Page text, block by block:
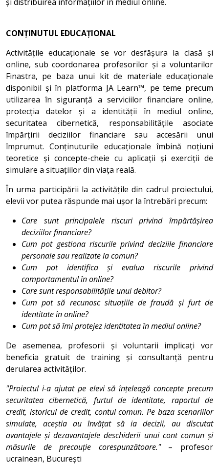
CONȚINUTUL EDUCAȚIONAL
Activitățile educaționale se vor desfășura la clasă și
online, sub coordonarea profesorilor și a voluntarilor
Finastra, pe baza unui kit de materiale educaționale
disponibil și în platforma JA Learn™, pe teme precum
utilizarea în siguranță a serviciilor financiare online,
protecția datelor și a identității în mediul online,
securitatea cibernetică, responsabilitățile asociate
împărțirii deciziilor financiare sau accesării unui
împrumut. Conținuturile educaționale îmbină noțiuni
teoretice și concepte-cheie cu aplicații și exerciții de
simulare a situațiilor din viața reală.
În urma participării la activitățile din cadrul proiectului,
elevii vor putea răspunde mai ușor la întrebări precum:
Care sunt principalele riscuri privind împărtășirea
deciziilor financiare?
Cum pot gestiona riscurile privind deciziile financiare
personale sau realizate la comun?
Cum pot identifica și evalua riscurile privind
comportamentul în online?
Care sunt responsabilitățile unui debitor?
Cum pot să recunosc situațiile de fraudă și furt de
identitate în online?
Cum pot să îmi protejez identitatea în mediul online?
De asemenea, profesorii și voluntarii implicați vor
beneficia gratuit de training și consultanță pentru
derularea activităților.
"Proiectul i-a ajutat pe elevi să înțeleagă concepte precum
securitatea cibernetică, furtul de identitate, raportul de
credit, istoricul de credit, contul comun. Pe baza scenariilor
simulate, aceștia au învățat să ia decizii, au discutat
avantajele și dezavantajele deschiderii unui cont comun și
măsurile de precauție corespunzătoare."– profesor
ucrainean, București